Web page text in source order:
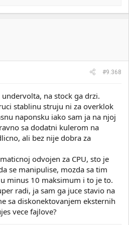
#9.368
na stock ga drzi.
stablinu struju ni za overklok
naponsku iako sam ja na njoj
sa dodatni kulerom na
ali bez nije dobra za
odvojen za CPU, sto je
se manipulise, mozda sa tim
minus 10 maksimum i to je to.
radi, ja sam ga juce stavio na
sa diskonektovanjem eksternih
vece fajlove?